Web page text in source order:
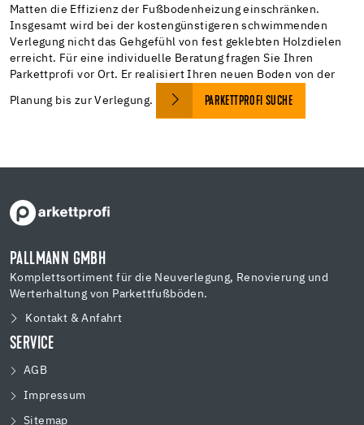
Matten die Effizienz der Fußbodenheizung einschränken.
Insgesamt wird bei der kostengünstigeren schwimmenden
Verlegung nicht das Gehgefühl von fest geklebten Holzdielen
erreicht. Für eine individuelle Beratung fragen Sie Ihren
Parkettprofi vor Ort. Er realisiert Ihren neuen Boden von der
Planung bis zur Verlegung. PARKETTPROFI SUCHE
PALLMANN GMBH
Komplettsortiment für die Neuverlegung, Renovierung und
Werterhaltung von Parkettfußböden.
Kontakt & Anfahrt
SERVICE
AGB
Impressum
Sitemap